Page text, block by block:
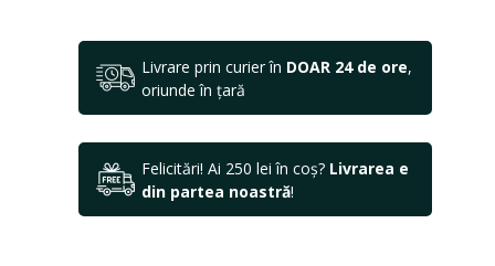
Livrare prin curier în DOAR 24 de ore,
oriunde în țară
Felicitări! Ai 250 lei în coș? Livrarea e
din partea noastră!